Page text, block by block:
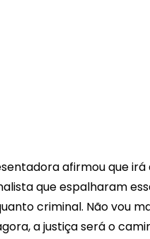
afirmou que
que espalharam
criminal. Não vou
a justiça será o